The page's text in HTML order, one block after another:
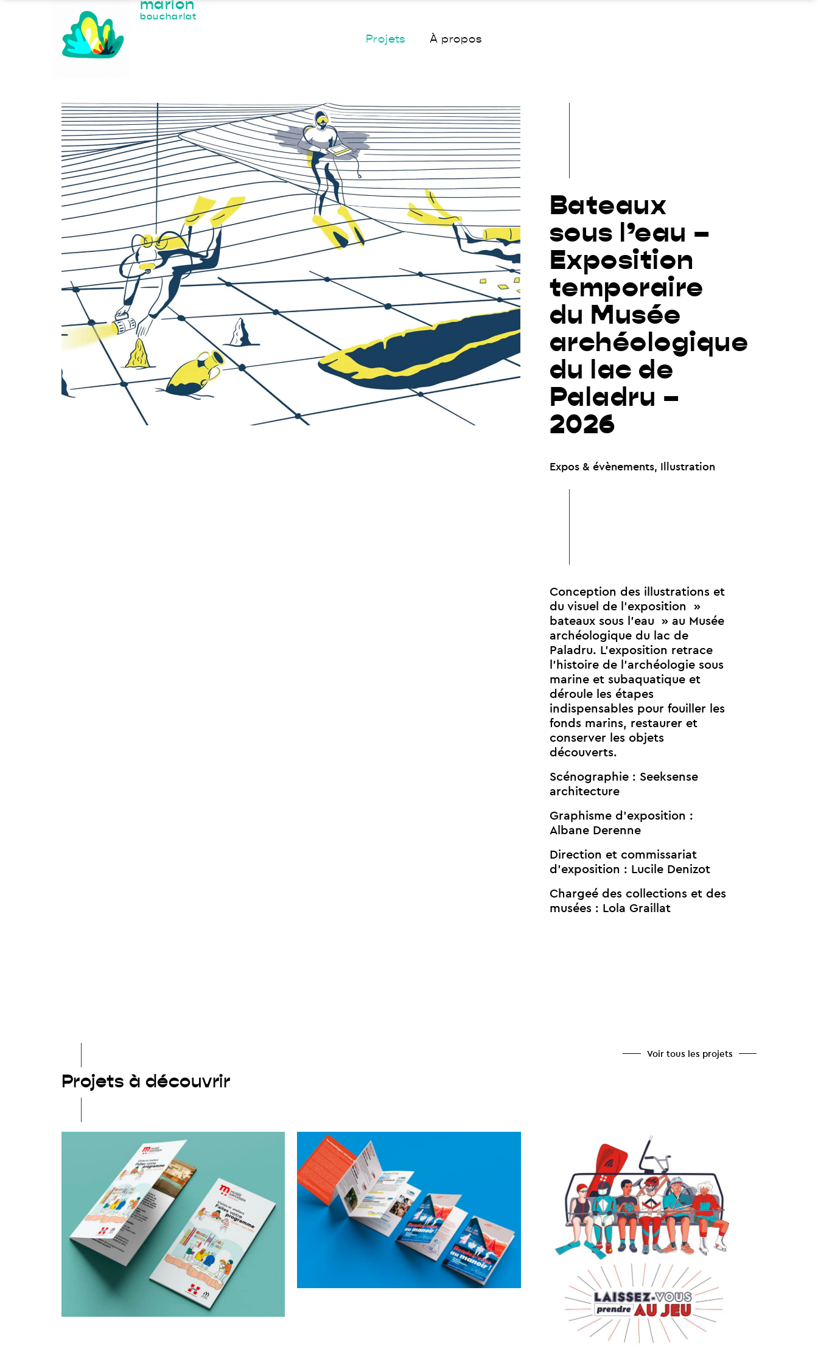
marion
boucharlat
Projets À propos
Bateaux
sous l’eau –
Exposition
temporaire
du Musée
archéologique
du lac de
Paladru –
2026
Expos & évènements, Illustration
Conception des illustrations et
du visuel de l’exposition »
bateaux sous l’eau » au Musée
archéologique du lac de
Paladru. L’exposition retrace
l’histoire de l’archéologie sous
marine et subaquatique et
déroule les étapes
indispensables pour fouiller les
fonds marins, restaurer et
conserver les objets
découverts.
Scénographie : Seeksense
architecture
Graphisme d’exposition :
Albane Derenne
Direction et commissariat
d’exposition : Lucile Denizot
Chargeé des collections et des
musées : Lola Graillat
Projets à découvrir
Voir tous les projets